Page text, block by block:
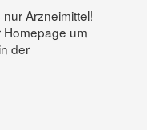
Arzneimittel!
um
der